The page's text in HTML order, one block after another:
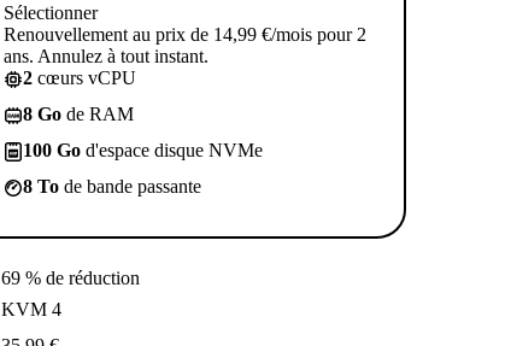
Sélectionner
Renouvellement au prix de 14,99 €/mois pour 2
ans. Annulez à tout instant.
2 cœurs vCPU
8 Go de RAM
100 Go d'espace disque NVMe
8 To de bande passante
69 % de réduction
KVM 4